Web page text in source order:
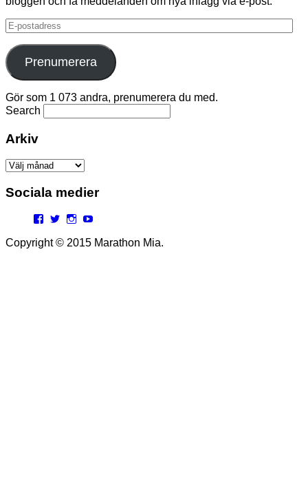
E-
postadress
Prenumerera
Gör som 1 073 andra, prenumerera du med.
Search
Arkiv
Arkiv
Sociala medier
Facebook
TwitterInstagram
Copyright © 2015 Marathon Mia.